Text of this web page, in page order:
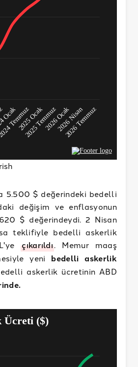
5.500 $ değerindeki bedelli
değişim ve enflasyonun
$ değerindeydi. 2 Nisan
teklifiyle bedelli askerlik
çıkarıldı. Memur maaş
yeni bedelli askerlik
askerlik ücretinin ABD